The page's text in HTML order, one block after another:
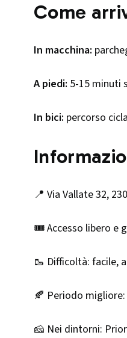
Come
In macchina:
A piedi: 5-15 minuti
In bici: percorso
📍 Via Vallate 32,
🎟 Accesso libero e
🥾 Difficoltà: facile,
🍂 Periodo
🧀 Nei dintorni: